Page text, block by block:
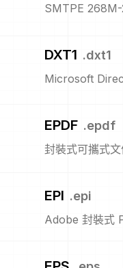
SMTPE
DXT1 .dxt1
Microsoft
EPDF .epdf
封裝式可攜式
EPI .epi
Adobe 封裝式